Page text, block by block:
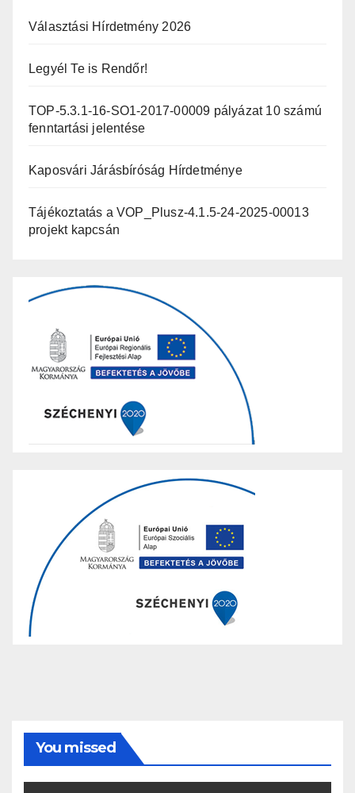
Választási Hírdetmény 2026
Legyél Te is Rendőr!
TOP-5.3.1-16-SO1-2017-00009 pályázat 10 számú
fenntartási jelentése
Kaposvári Járásbíróság Hírdetménye
Tájékoztatás a VOP_Plusz-4.1.5-24-2025-00013
projekt kapcsán
You missed